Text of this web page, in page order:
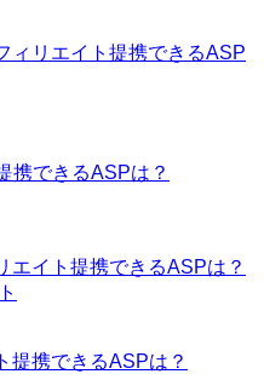
ィリエイト提携できるASP
携できるASPは？
エイト提携できるASPは？
提携できるASPは？